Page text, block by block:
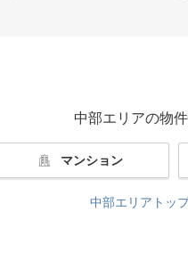
中部エリアの物
マンション
中部エリアトッ